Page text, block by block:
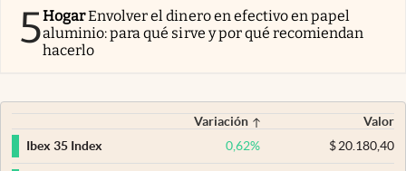
5HogarEnvolver el dinero en efectivo en papel
aluminio: para qué sirve y por qué recomiendan
hacerlo
Variación
Valor
Ibex 35 Index
0,62% $20.180,40